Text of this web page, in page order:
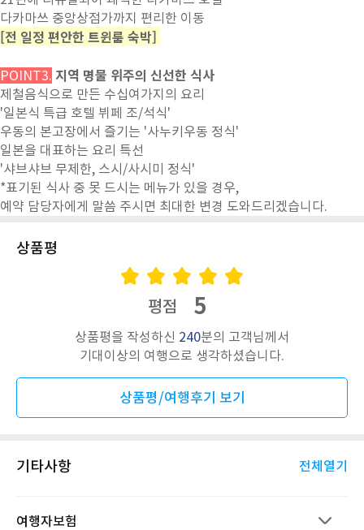
다카마쓰 중앙상점가까지 편리한 이동
[전 일정 편안한 트윈룸 숙박]
POINT3. 지역 명물 위주의 신선한 식사
제철음식으로 만든 수십여가지의 요리
'일본식 특급 호텔 뷔페 조/석식'
우동의 본고장에서 즐기는 '사누키우동 정식'
일본을 대표하는 요리 특선
'샤브샤브 무제한, 스시/사시미 정식'
*표기된 식사 중 못 드시는 메뉴가 있을 경우,
예약 담당자에게 말씀 주시면 최대한 변경 도와드리겠습니다.
상품평
평점 5
상품평을 작성하신 240분의 고객님께서
기대이상의 여행으로 생각하셨습니다.
상품평/여행후기 보기
기타사항 전체열기
여행자보험